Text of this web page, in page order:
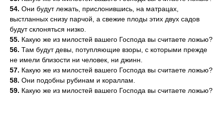
54. Они будут лежать, прислонившись, на матрацах,
выстланных снизу парчой, а свежие плоды этих двух садов
будут склоняться низко.
55. Какую же из милостей вашего Господа вы считаете ложью?
56. Там будут девы, потупляющие взоры, с которыми прежде
не имели близости ни человек, ни джинн.
57. Какую же из милостей вашего Господа вы считаете ложью?
58. Они подобны рубинам и кораллам.
59. Какую же из милостей вашего Господа вы считаете ложью?